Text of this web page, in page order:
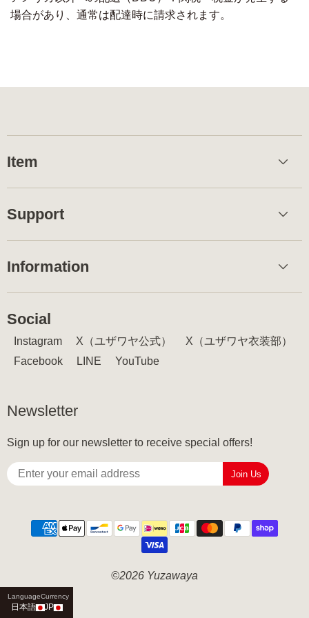
場合があり、通常は配達時に請求されます。
Item
Support
Information
Social
Instagram X（ユザワヤ公式）
X（ユザワヤ衣装部）
Facebook
LINE YouTube
Newsletter
Sign up for our newsletter to receive special offers!
Join Us
©2026 Yuzawaya
日本語 JP